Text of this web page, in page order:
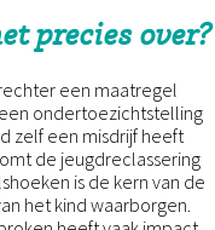
precies over?
een maatregel
ondertoezichtstelling
zelf een misdrijf heeft
de jeugdreclassering
is de kern van de
het kind waarborgen.